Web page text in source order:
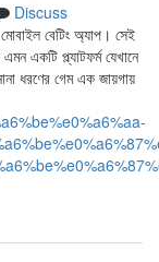
Discuss
বেটিং অ্যাপ। সেই
একটি প্ল্যাটফর্ম যেখানে
ধরণের গেম এক জায়গায়